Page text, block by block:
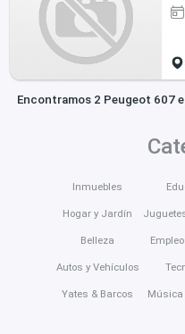
Encontramos 2 Peugeot 607
Inmuebles
Hogar y Jardín
Belleza
Autos y Vehículos
Yates & Barcos Música